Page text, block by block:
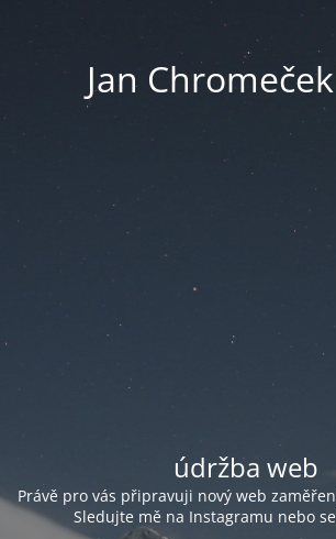
Jan
údržba web
Právě pro vás připravuji nový web
Sledujte mě na Instagramu nebo